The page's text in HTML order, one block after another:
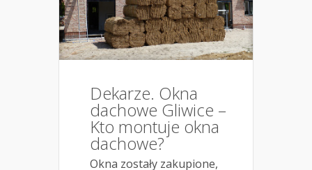
Dekarze. Okna
dachowe Gliwice –
Kto montuje okna
dachowe?
Okna zostały zakupione,